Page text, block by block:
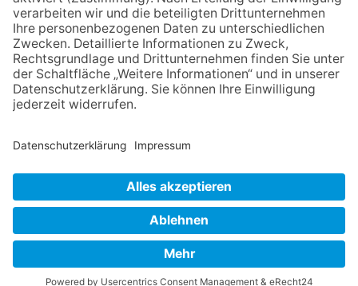
Programm „Changes“
12.05.2026
Zweisprachige Lesung im 7.
Himmel: Vom Geschenk zum
60. Geburtstag zur Autoren-
Karriere
NACH OBEN
Datenschutz Netiquette FAQ
Powered bynative:media.